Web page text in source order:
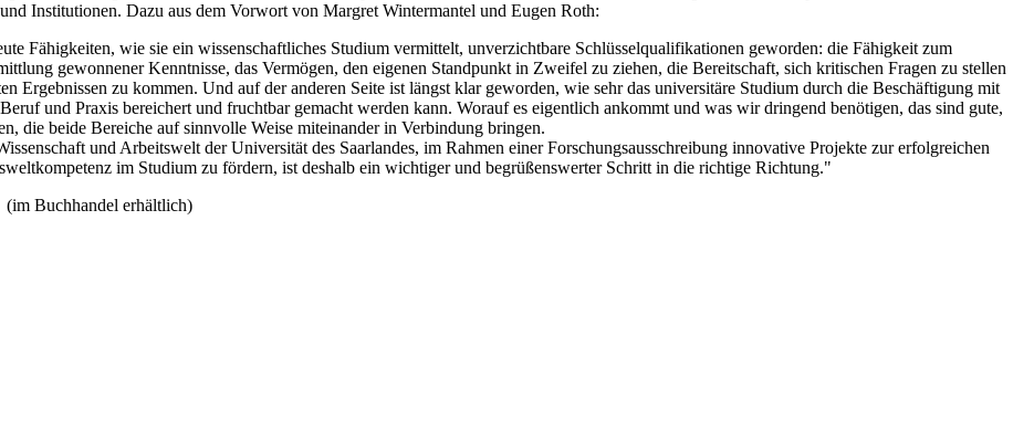
Institutionen. Dazu aus dem Vorwort von Margret Wintermantel und Eugen Roth:
Fähigkeiten, wie sie ein wissenschaftliches Studium vermittelt, unverzichtbare Schlüsselqualifikationen geworden: die Fähigkeit zum
gewonnener Kenntnisse, das Vermögen, den eigenen Standpunkt in Zweifel zu ziehen, die Bereitschaft, sich kritischen Fragen zu stellen
Ergebnissen zu kommen. Und auf der anderen Seite ist längst klar geworden, wie sehr das universitäre Studium durch die Beschäftigung mit
und Praxis bereichert und fruchtbar gemacht werden kann. Worauf es eigentlich ankommt und was wir dringend benötigen, das sind gute,
die beide Bereiche auf sinnvolle Weise miteinander in Verbindung bringen.
und Arbeitswelt der Universität des Saarlandes, im Rahmen einer Forschungsausschreibung innovative Projekte zur erfolgreichen
im Studium zu fördern, ist deshalb ein wichtiger und begrüßenswerter Schritt in die richtige Richtung."
Buchhandel erhältlich)